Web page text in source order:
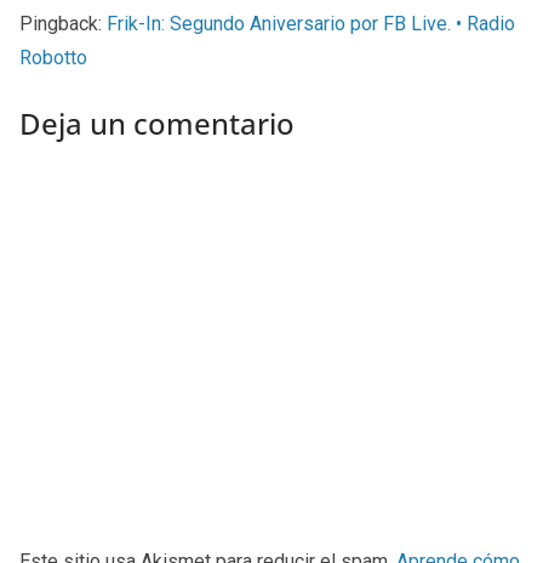
Pingback: Frik-In: Segundo Aniversario por FB Live. • Radio
Robotto
Deja un comentario